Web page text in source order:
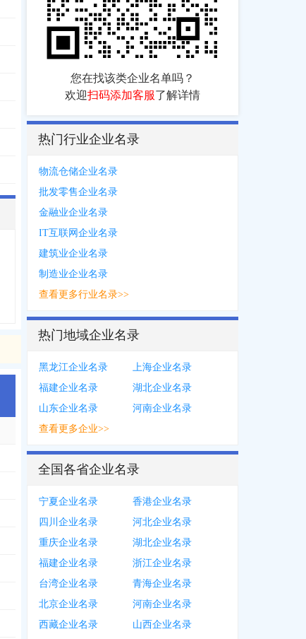
0546***9627
0546***2879
0546***0725，1358***9009，
1876***8085，1870***9768
0546***9266
您在找该类企业名单吗？
欢迎扫码添加客服了解详情
热门行业企业名录
物流仓储企业名录
批发零售企业名录
金融业企业名录
IT互联网企业名录
建筑业企业名录
制造业企业名录
查看更多行业名录>>
热门地域企业名录
黑龙江企业名录
上海企业名录
福建企业名录
湖北企业名录
山东企业名录
河南企业名录
查看更多企业>>
全国各省企业名录
宁夏企业名录
香港企业名录
四川企业名录
河北企业名录
重庆企业名录
湖北企业名录
福建企业名录
浙江企业名录
台湾企业名录
青海企业名录
北京企业名录
河南企业名录
西藏企业名录
山西企业名录